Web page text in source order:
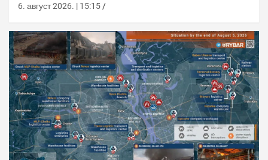
6. август 2026. | 15:15